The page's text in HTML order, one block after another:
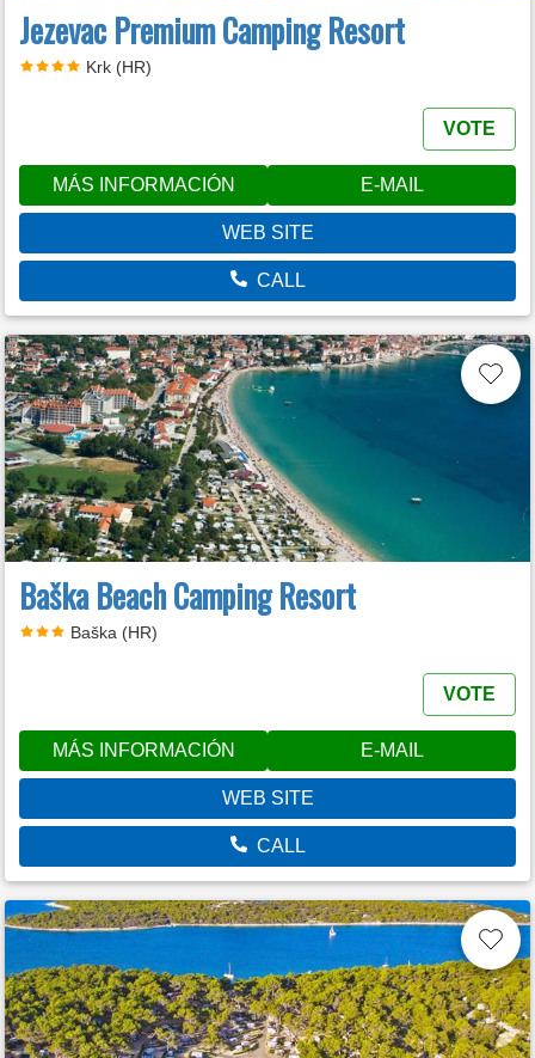
Jezevac Premium Camping Resort
Krk (HR)
VOTE
MÁS INFORMACIÓN E-MAIL
WEB SITE
CALL
Baška Beach Camping Resort
Baška (HR)
VOTE
MÁS INFORMACIÓN E-MAIL
WEB SITE
CALL